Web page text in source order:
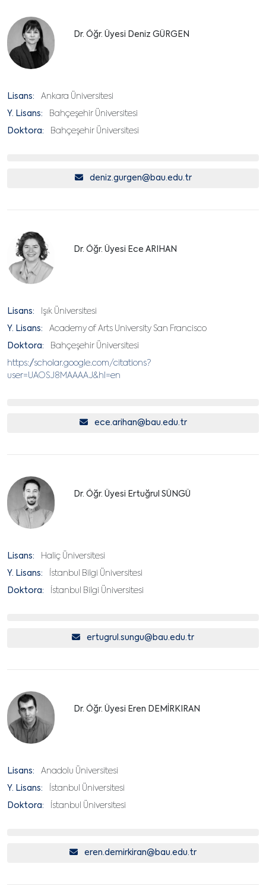
Dr. Öğr. Üyesi Deniz GÜRGEN
Lisans: Ankara Üniversitesi
Y. Lisans: Bahçeşehir Üniversitesi
Doktora: Bahçeşehir Üniversitesi
deniz.gurgen@bau.edu.tr
Dr. Öğr. Üyesi Ece ARIHAN
Lisans: Işık Üniversitesi
Y. Lisans: Academy of Arts University San Francisco
Doktora: Bahçeşehir Üniversitesi
https://scholar.google.com/citations?
user=UAOSJ8MAAAAJ&hl=en
ece.arihan@bau.edu.tr
Dr. Öğr. Üyesi Ertuğrul SÜNGÜ
Lisans: Haliç Üniversitesi
Y. Lisans: İstanbul Bilgi Üniversitesi
Doktora: İstanbul Bilgi Üniversitesi
ertugrul.sungu@bau.edu.tr
Dr. Öğr. Üyesi Eren DEMİRKIRAN
Lisans: Anadolu Üniversitesi
Y. Lisans: İstanbul Üniversitesi
Doktora: İstanbul Üniversitesi
eren.demirkiran@bau.edu.tr